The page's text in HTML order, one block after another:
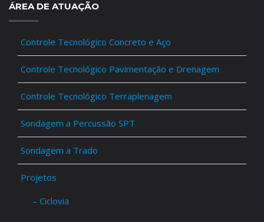
ÁREA DE ATUAÇÃO
Controle Tecnológico Concreto e Aço
Controle Tecnológico Pavimentação e Drenagem
Controle Tecnológico Terraplenagem
Sondagem a Percussão SPT
Sondagem a Trado
Projetos
– Ciclovia